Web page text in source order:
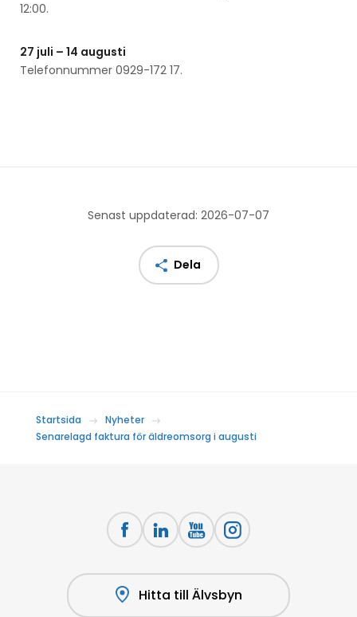
12:00.
27 juli – 14 augusti
Telefonnummer 0929-172 17.
Senast uppdaterad: 2026-07-07
Dela
Startsida
Nyheter
Senarelagd faktura för äldreomsorg i augusti
Hitta till Älvsbyn